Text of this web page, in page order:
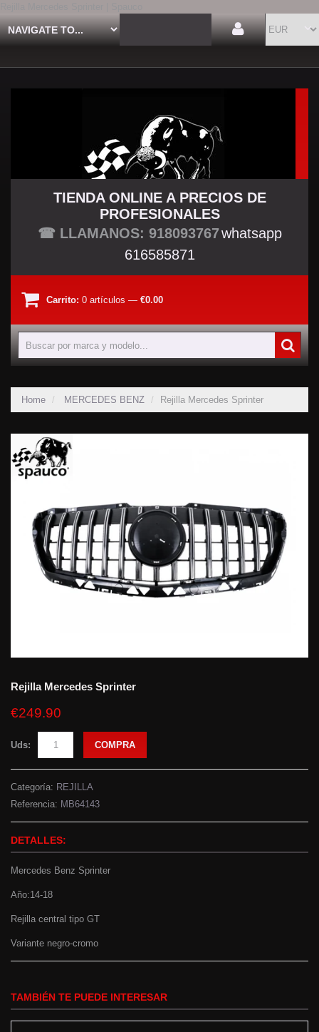
TU TIENDA TUNING
TIENDA ONLINE A PRECIOS DE
PROFESIONALES
☎ LLAMANOS: 918093767whatsapp
616585871
Carrito: 0 artículos — €0.00
Home MERCEDES BENZ Rejilla Mercedes Sprinter
Rejilla Mercedes Sprinter
€249.90
Uds: COMPRA
Categoría: REJILLA
Referencia: MB64143
DETALLES:
Mercedes Benz Sprinter
Año:14-18
Rejilla central tipo GT
Variante negro-cromo
TAMBIÉN TE PUEDE INTERESAR